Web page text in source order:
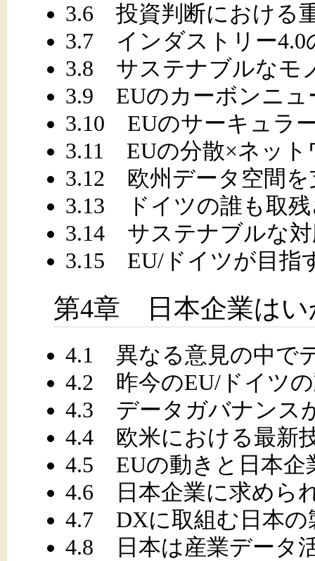
3.6 投資判断における
3.7 インダストリー4.0
3.8 サステナブルなモ
3.9 EUのカーボンニュ
3.10 EUのサーキュラ
3.11 EUの分散×ネット
3.12 欧州データ空間を
3.13 ドイツの誰も取
3.14 サステナブルな対
3.15 EU/ドイツが目指
第4章 日本企業はい
4.1 異なる意見の中で
4.2 昨今のEU/ドイツ
4.3 データガバナンス
4.4 欧米における最新
4.5 EUの動きと日本企
4.6 日本企業に求めら
4.7 DXに取組む日本の
4.8 日本は産業データ